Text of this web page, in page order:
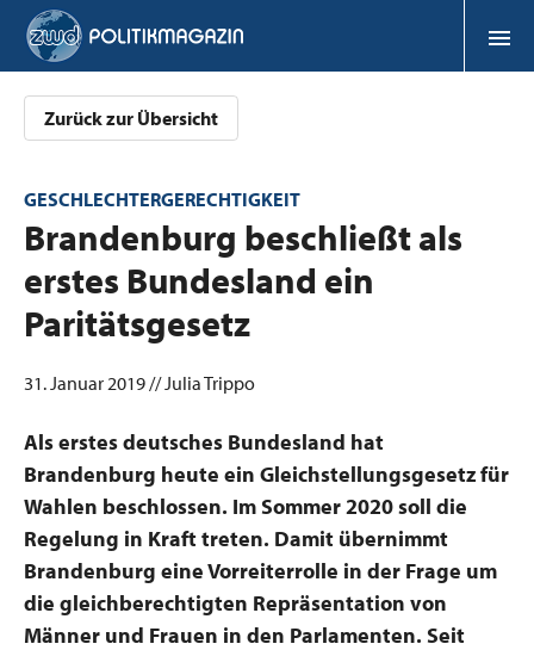
Zurück zur Übersicht
GESCHLECHTERGERECHTIGKEIT
:Brandenburg beschließt als
erstes Bundesland ein
Paritätsgesetz
31. Januar 2019 // Julia Trippo
Als erstes deutsches Bundesland hat
Brandenburg heute ein Gleichstellungsgesetz für
Wahlen beschlossen. Im Sommer 2020 soll die
Regelung in Kraft treten. Damit übernimmt
Brandenburg eine Vorreiterrolle in der Frage um
die gleichberechtigten Repräsentation von
Männer und Frauen in den Parlamenten. Seit